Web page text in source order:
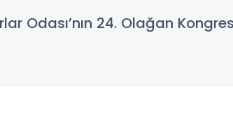
Odası’nın 24. Olağan